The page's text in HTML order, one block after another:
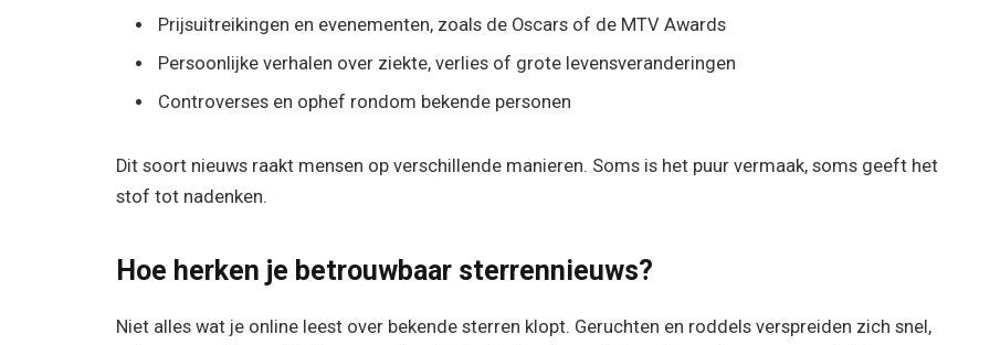
Prijsuitreikingen en evenementen, zoals de Oscars of de MTV Awards
Persoonlijke verhalen over ziekte, verlies of grote levensveranderingen
Controverses en ophef rondom bekende personen
Dit soort nieuws raakt mensen op verschillende manieren. Soms is het puur vermaak, soms geeft het
stof tot nadenken.
Hoe herken je betrouwbaar sterrennieuws?
Niet alles wat je online leest over bekende sterren klopt. Geruchten en roddels verspreiden zich snel,